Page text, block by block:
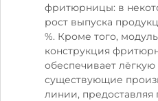
фритюрницы: в
рост выпуска
%. Кроме того,
конструкция
обеспечивает
существующие
линии,